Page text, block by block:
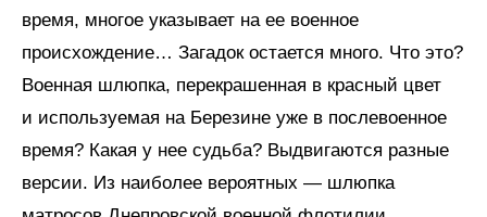
время, многое указывает на ее военное
происхождение… Загадок остается много. Что это?
Военная шлюпка, перекрашенная в красный цвет
и используемая на Березине уже в послевоенное
время? Какая у нее судьба? Выдвигаются разные
версии. Из наиболее вероятных — шлюпка